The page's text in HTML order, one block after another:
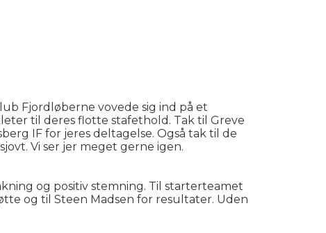
Fjordløberne vovede sig ind på et
til deres flotte stafethold. Tak til Greve
IF for jeres deltagelse. Også tak til de
Vi ser jer meget gerne igen.
og positiv stemning. Til starterteamet
og til Steen Madsen for resultater. Uden